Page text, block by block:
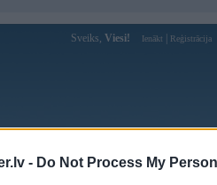
- Do Not Process My
Sveiks, Viesi! Ienākt Reģistrācija
Forums Galerijas Reģistrācija